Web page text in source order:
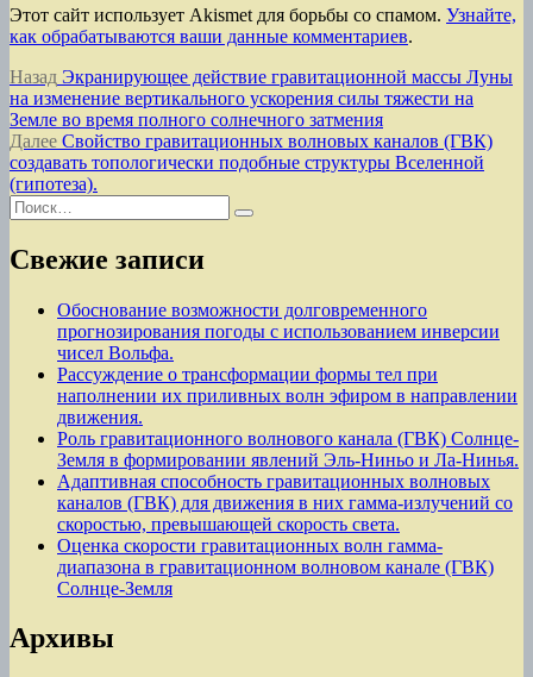
Этот сайт использует Akismet для борьбы со спамом. Узнайте,
как обрабатываются ваши данные комментариев.
Навигация
по
записям
Назад Предыдущая
запись:
Экранирующее действие гравитационной массы Луны
на изменение вертикального ускорения силы тяжести на
Земле во время полного солнечного затмения
Далее Следующая
запись:
Свойство гравитационных волновых каналов (ГВК)
создавать топологически подобные структуры Вселенной
(гипотеза).
Искать:
Поиск
Свежие записи
Обоснование возможности долговременного
прогнозирования погоды с использованием инверсии
чисел Вольфа.
Рассуждение о трансформации формы тел при
наполнении их приливных волн эфиром в направлении
движения.
Роль гравитационного волнового канала (ГВК) Солнце-
Земля в формировании явлений Эль-Ниньо и Ла-Нинья.
Адаптивная способность гравитационных волновых
каналов (ГВК) для движения в них гамма-излучений со
скоростью, превышающей скорость света.
Оценка скорости гравитационных волн гамма-
диапазона в гравитационном волновом канале (ГВК)
Солнце-Земля
Архивы